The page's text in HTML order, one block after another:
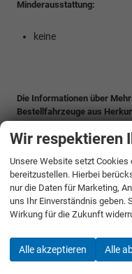
Minderausstattung:
keine
Die Informationen über
Bestellfahrzeuge aus
(auf insgesamt 5 Jahre bis
Fahrzeugnr.
Wir respektieren
Unsere Website setzt
bereitzustellen. Hierbei
nur die Daten für Marketing,
uns Ihr Einverständnis geben.
Wirkung für die Zukunft
Alle akzeptieren Alle